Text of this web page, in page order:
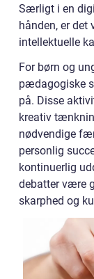
Særligt i en
hånden, er
intellektuelle
For børn og
pædagogiske
på. Disse
kreativ
nødvendige
personlig
kontinuerlig
debatter være
skarphed og